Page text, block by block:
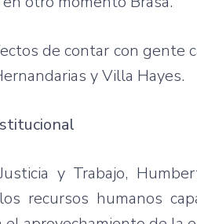
de contar con gente
y Villa Hayes.
y Trabajo,
recursos humanos